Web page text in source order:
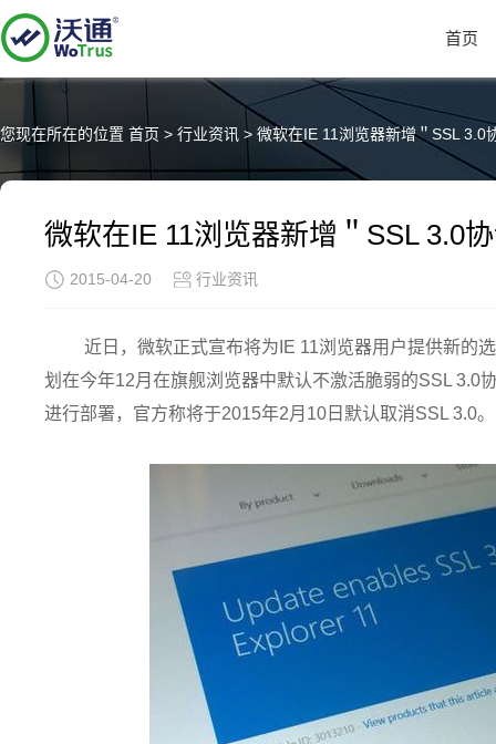
首页
您现在所在的位置 首页 > 行业资讯 > 微软在IE 11浏览器新增＂SSL 3.0
微软在IE 11浏览器新增＂SSL 3.0
2015-04-20 行业资讯
近日，微软正式宣布将为IE 11浏览器用户提供新的
划在今年12月在旗舰浏览器中默认不激活脆弱的SSL 3.0
进行部署，官方称将于2015年2月10日默认取消SSL 3.0。